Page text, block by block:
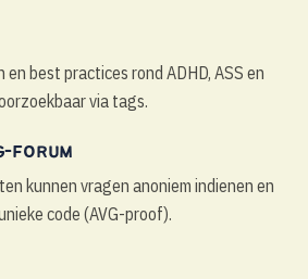
best practices rond ADHD, ASS en
via tags.
forum
kunnen vragen anoniem indienen en
code (AVG-proof).